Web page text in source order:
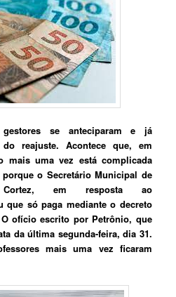
se anteciparam e já
reajuste. Acontece que, em
mais uma vez está complicada
o Secretário Municipal de
Cortez, em resposta ao
que só paga mediante o decreto
O ofício escrito por Petrônio, que
da última segunda-feira, dia 31.
mais uma vez ficaram